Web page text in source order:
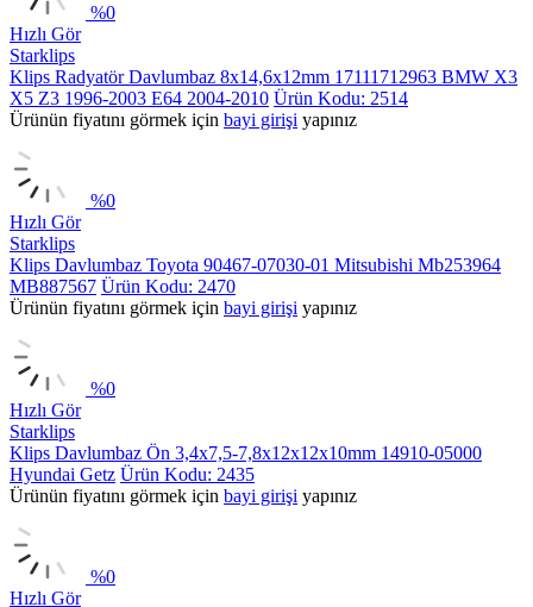
%0
Hızlı Gör
Starklips
Klips Radyatör Davlumbaz 8x14,6x12mm 17111712963 BMW X3
X5 Z3 1996-2003 E64 2004-2010 Ürün Kodu: 2514
Ürünün fiyatını görmek için bayi girişi yapınız
%0
Hızlı Gör
Starklips
Klips Davlumbaz Toyota 90467-07030-01 Mitsubishi Mb253964
MB887567 Ürün Kodu: 2470
Ürünün fiyatını görmek için bayi girişi yapınız
%0
Hızlı Gör
Starklips
Klips Davlumbaz Ön 3,4x7,5-7,8x12x12x10mm 14910-05000
Hyundai Getz Ürün Kodu: 2435
Ürünün fiyatını görmek için bayi girişi yapınız
%0
Hızlı Gör